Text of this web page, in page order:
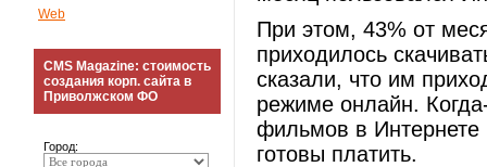
Web
CMS Magazine: стоимость
создания корп. сайта в
Приволжском ФО
Город:
При этом, 43% от
приходилось
сказали, что им
режиме онлайн.
фильмов в
готовы платить.